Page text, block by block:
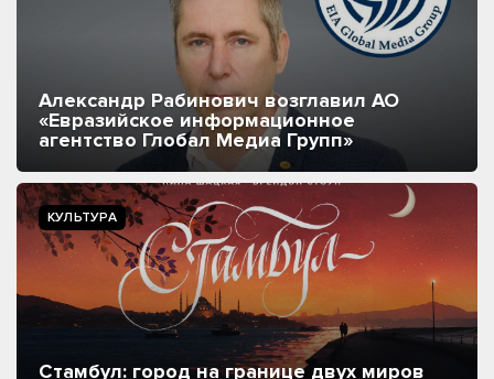
Александр Рабинович возглавил АО
«Евразийское информационное
агентство Глобал Медиа Групп»
КУЛЬТУРА
Стамбул: город на границе двух миров